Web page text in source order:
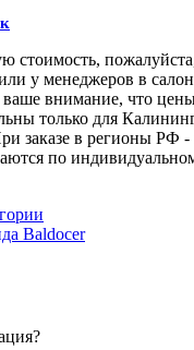
стоимость,
у менеджеров в
внимание, что
только для
заказе в регионы РФ
по
Baldocer